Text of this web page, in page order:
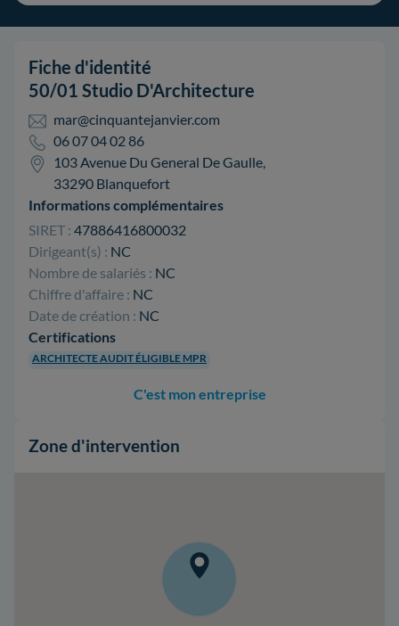
Fiche d'identité
50/01 Studio D'Architecture
mar@cinquantejanvier.com
06 07 04 02 86
103 Avenue Du General De Gaulle,
33290 Blanquefort
Informations complémentaires
SIRET : 47886416800032
Dirigeant(s) : NC
Nombre de salariés : NC
Chiffre d'affaire : NC
Date de création : NC
Certifications
ARCHITECTE AUDIT ÉLIGIBLE MPR
C'est mon entreprise
Zone d'intervention